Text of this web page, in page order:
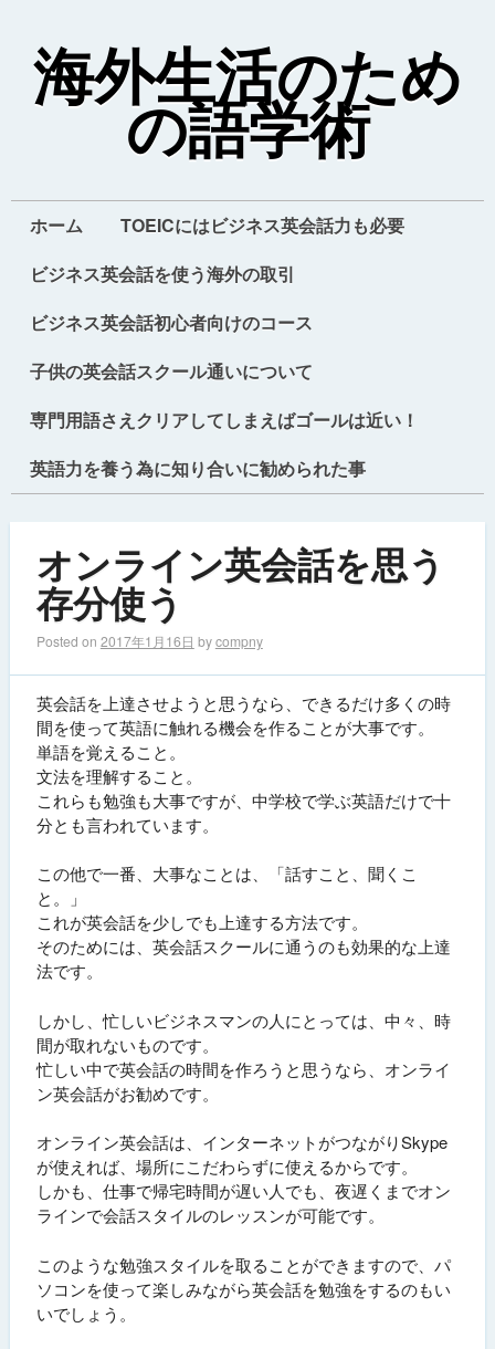
海外生活のため
の語学術
ホーム
TOEICにはビジネス英会話力も必要
ビジネス英会話を使う海外の取引
ビジネス英会話初心者向けのコース
子供の英会話スクール通いについて
専門用語さえクリアしてしまえばゴールは近い！
英語力を養う為に知り合いに勧められた事
オンライン英会話を思う
存分使う
Posted on 2017年1月16日 bycompny
英会話を上達させようと思うなら、できるだけ多くの時
間を使って英語に触れる機会を作ることが大事です。
単語を覚えること。
文法を理解すること。
これらも勉強も大事ですが、中学校で学ぶ英語だけで十
分とも言われています。
この他で一番、大事なことは、「話すこと、聞くこ
と。」
これが英会話を少しでも上達する方法です。
そのためには、英会話スクールに通うのも効果的な上達
法です。
しかし、忙しいビジネスマンの人にとっては、中々、時
間が取れないものです。
忙しい中で英会話の時間を作ろうと思うなら、オンライ
ン英会話がお勧めです。
オンライン英会話は、インターネットがつながりSkype
が使えれば、場所にこだわらずに使えるからです。
しかも、仕事で帰宅時間が遅い人でも、夜遅くまでオン
ラインで会話スタイルのレッスンが可能です。
このような勉強スタイルを取ることができますので、パ
ソコンを使って楽しみながら英会話を勉強をするのもい
いでしょう。